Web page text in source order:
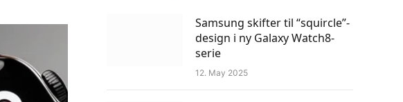
Samsung skifter til “squircle”-
design i ny Galaxy Watch8-
serie
12. May 2025